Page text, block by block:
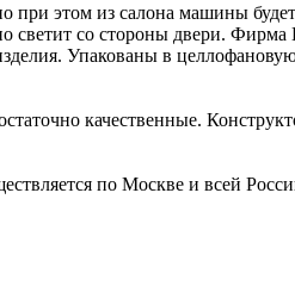
этом из салона машины будет
светит со стороны двери.
Упакованы в
качественные.
по Москве и всей